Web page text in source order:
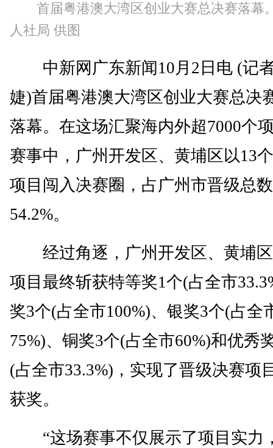
首届粤港澳大湾区创业大赛总决赛落幕
人社局 供图
中新网广东新闻10月2日电 (记
婕)首届粤港澳大湾区创业大赛总决
落幕。在这场汇聚海内外超7000个
赛事中，广州开发区、黄埔区以13
项目闯入决赛圈，占广州市晋级总
54.2%。
经过角逐，广州开发区、黄埔
项目最终斩获特等奖1个(占全市
奖3个(占全市100%)、银奖3个(占全
75%)、铜奖3个(占全市60%)和优秀
(占全市33.3%)，实现了晋级决赛项
获奖。
“这场赛事不仅展示了项目实力